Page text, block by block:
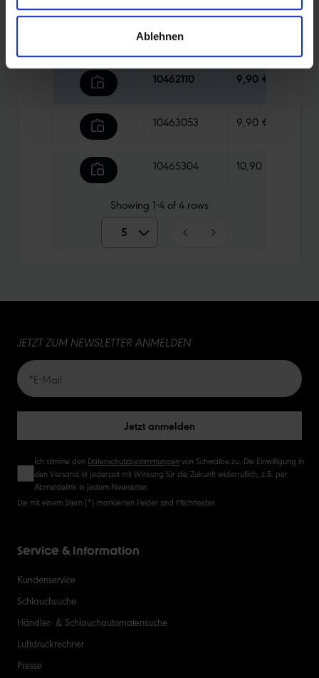
Ablehnen
10462661
10462110 9,90 €
10463053 9,90 €
10465304 10,90 €
Showing 1-4of4 rows
5 5
20
JETZT ZUM NEWSLETTER ANMELDEN
Jetzt anmelden
Ich stimme den Datenschutzbestimmungen von Schwalbe zu. Die Einwilligung in
den Versand ist jederzeit mit Wirkung für die Zukunft widerruflich, z.B. per
Abmeldelink in jedem Newsletter.
Die mit einem Stern (*) markierten Felder sind Pflichtfelder.
Service & Information
Kundenservice
Schlauchsuche
Händler- & Schlauchautomatensuche
Luftdruckrechner
Presse